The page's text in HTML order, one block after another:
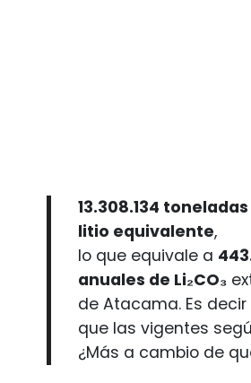
13.308.134
litio equivalente,
lo que equivale a
anuales de Li₂CO₃
de Atacama. Es
que las vigentes
¿Más a cambio de